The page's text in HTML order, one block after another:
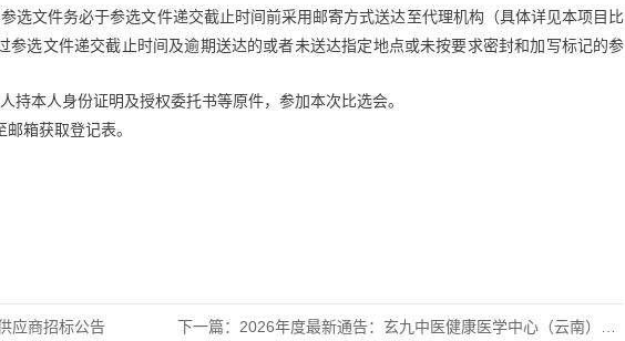
选文件务必于参选文件递交截止时间前采用邮寄方式送达至代理机构（具体详见本项目比
参选文件递交截止时间及逾期送达的或者未送达指定地点或未按要求密封和加写标记的参
持本人身份证明及授权委托书等原件，参加本次比选会。
箱获取登记表。
应商招标公告 下一篇： 2026年度最新通告：玄九中医健康医学中心（云南）项目 -